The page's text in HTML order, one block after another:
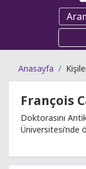
Anasayfa
François
Doktorasını
Üniversitesi’nde